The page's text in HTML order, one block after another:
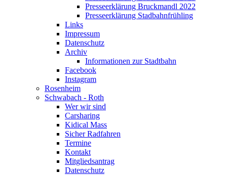
Presseerklärung Bruckmandl 2022
Presseerklärung Stadbahnfrühling
Links
Impressum
Datenschutz
Archiv
Informationen zur Stadtbahn
Facebook
Instagram
Rosenheim
Schwabach - Roth
Wer wir sind
Carsharing
Kidical Mass
Sicher Radfahren
Termine
Kontakt
Mitgliedsantrag
Datenschutz